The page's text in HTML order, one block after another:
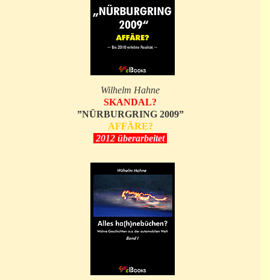
Wilhelm Hahne
SKANDAL?
”NÜRBURGRING 2009”
AFFÄRE?
2012 überarbeitet